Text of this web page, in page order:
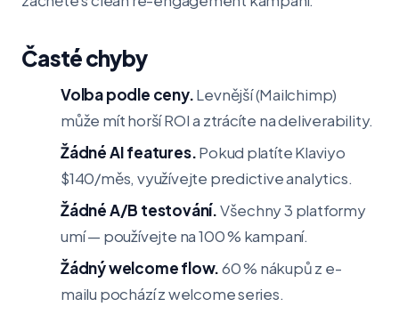
Časté chyby
Volba podle ceny.Levnější (Mailchimp)
může mít horší ROI a ztrácíte na deliverability.
Žádné AI features.Pokud platíte Klaviyo
$140/měs, využívejte predictive analytics.
Žádné A/B testování.Všechny 3 platformy
umí — používejte na 100 % kampaní.
Žádný welcome flow.60 % nákupů z e-
mailu pochází z welcome series.